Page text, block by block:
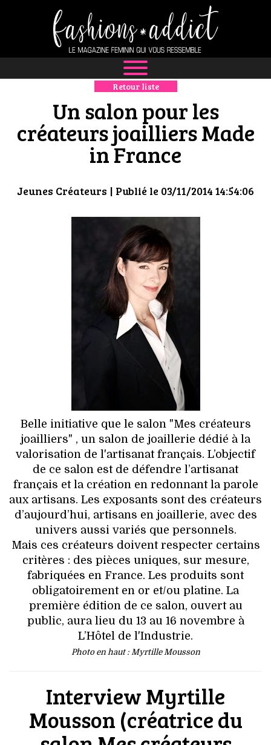
NEWS
MODE
LUXE
DÉFILÉS
BOUTIQUE
CULTURE
HIGH TECH
MAISON
AUTO
LIEUX TENDANCES
MODE DE RUE
JEUNES CRÉATEURS
HISTOIRE DES MARQUES
DÉCO
VOYAGES & LOISIRS
Retour liste
Un salon pour les
créateurs joailliers Made
in France
Jeunes Créateurs | Publié le 03/11/2014 14:54:06
Belle initiative que le salon "Mes créateurs
joailliers" , un salon de joaillerie dédié à la
valorisation de l'artisanat français. L’objectif
de ce salon est de défendre l’artisanat
français et la création en redonnant la parole
aux artisans. Les exposants sont des créateurs
d’aujourd’hui, artisans en joaillerie, avec des
univers aussi variés que personnels.
Mais ces créateurs doivent respecter certains
critères : des pièces uniques, sur mesure,
fabriquées en France. Les produits sont
obligatoirement en or et/ou platine. La
première édition de ce salon, ouvert au
public, aura lieu du 13 au 16 novembre à
L’Hôtel de l'Industrie.
Photo en haut : Myrtille Mousson
Interview Myrtille
Mousson (créatrice du